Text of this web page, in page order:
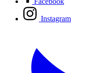
Instagram